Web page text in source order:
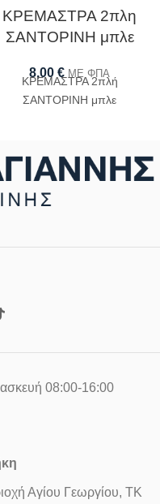
ΚΡΕΜΑΣΤΡΑ 2πλη
ΣΑΝΤΟΡΙΝΗ μπλε
8,00 € ΜΕ ΦΠΑ
ΚΡΕΜΑΣΤΡΑ 2πλή
ΣΑΝΤΟΡΙΝΗ μπλε
08:00-16:00
Αγίου Γεωργίου, ΤΚ